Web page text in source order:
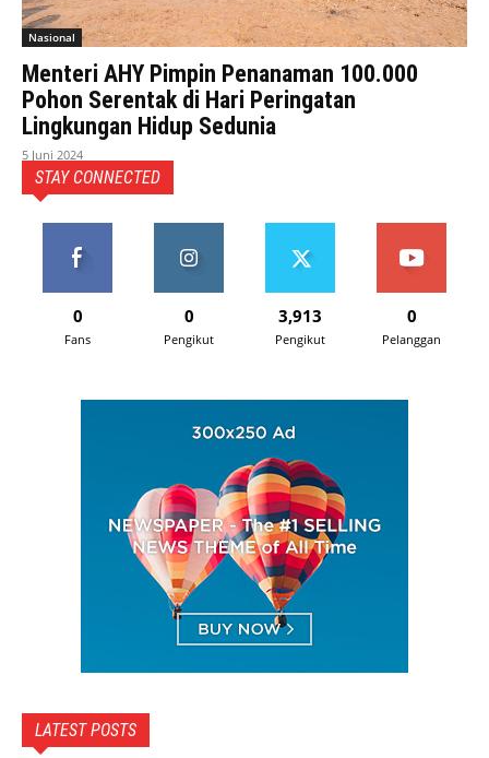
Nasional
Menteri AHY Pimpin Penanaman 100.000
Pohon Serentak di Hari Peringatan
Lingkungan Hidup Sedunia
5 Juni 2024
STAY CONNECTED
0
Fans
0
Pengikut
3,913
Pengikut
0
Pelanggan
LATEST POSTS